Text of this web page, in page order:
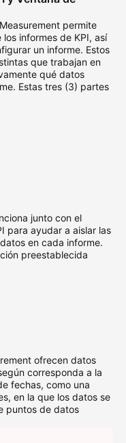
permite
informes de KPI, así
un informe. Estos
que trabajan en
qué datos
Estas tres (3) partes
junto con el
para ayudar a aislar las
en cada informe.
preestablecida
ofrecen datos
corresponda a la
fechas, como una
en la que los datos se
puntos de datos